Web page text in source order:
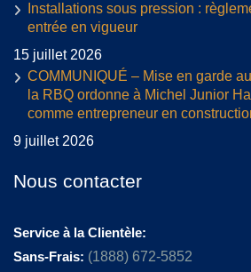
Installations sous pression :
entrée en vigueur
15 juillet 2026
COMMUNIQUÉ – Mise en garde
la RBQ ordonne à Michel Junior
comme entrepreneur en
9 juillet 2026
Nous contacter
Service à la Clientèle:
Sans-Frais: (1888) 672-5852